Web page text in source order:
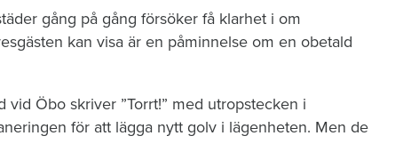
gång på gång försöker få klarhet i om
kan visa är en påminnelse om en obetald
Öbo skriver ”Torrt!” med utropstecken i
för att lägga nytt golv i lägenheten. Men de